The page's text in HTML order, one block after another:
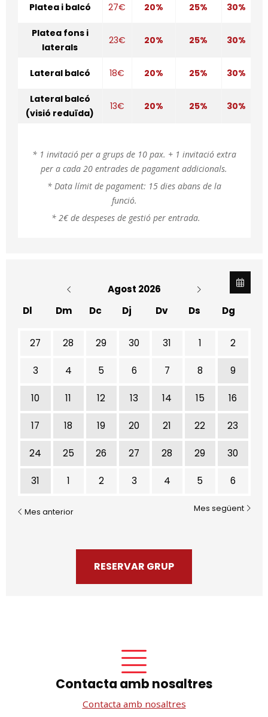
Platea i balcó 27€ 20% 25% 30%
Platea fons i
laterals
23€ 20% 25% 30%
Lateral balcó 18€ 20% 25% 30%
Lateral balcó
(visió reduïda)
13€ 20% 25% 30%
* 1 invitació per a grups de 10 pax. + 1 invitació extra
per a cada 20 entrades de pagament addicionals.
* Data límit de pagament: 15 dies abans de la
funció.
* 2€ de despeses de gestió per entrada.
Agost 2026
Dl
Dm Dc Dj Dv Ds Dg
No hi ha cap activitat aquest mes
27 28 29 30 31 1 2
3 4 5 6 7 8 9
10 11 12 13 14 15 16
17 18 19 20 21 22 23
24 25 26 27 28 29 30
31 1 2 3 4 5 6
Mes anterior Mes següent
RESERVAR GRUP
Contacta amb nosaltres
Contacta amb nosaltres